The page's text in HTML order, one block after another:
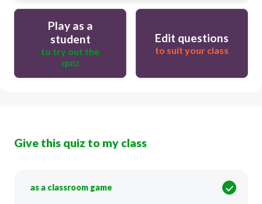
Play as a
student
to try out the
quiz
Edit questions
to suit your class
Give this quiz to my class
as a classroom game